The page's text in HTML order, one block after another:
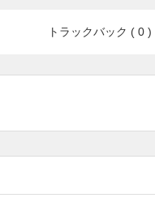
トラックバック ( 0 )